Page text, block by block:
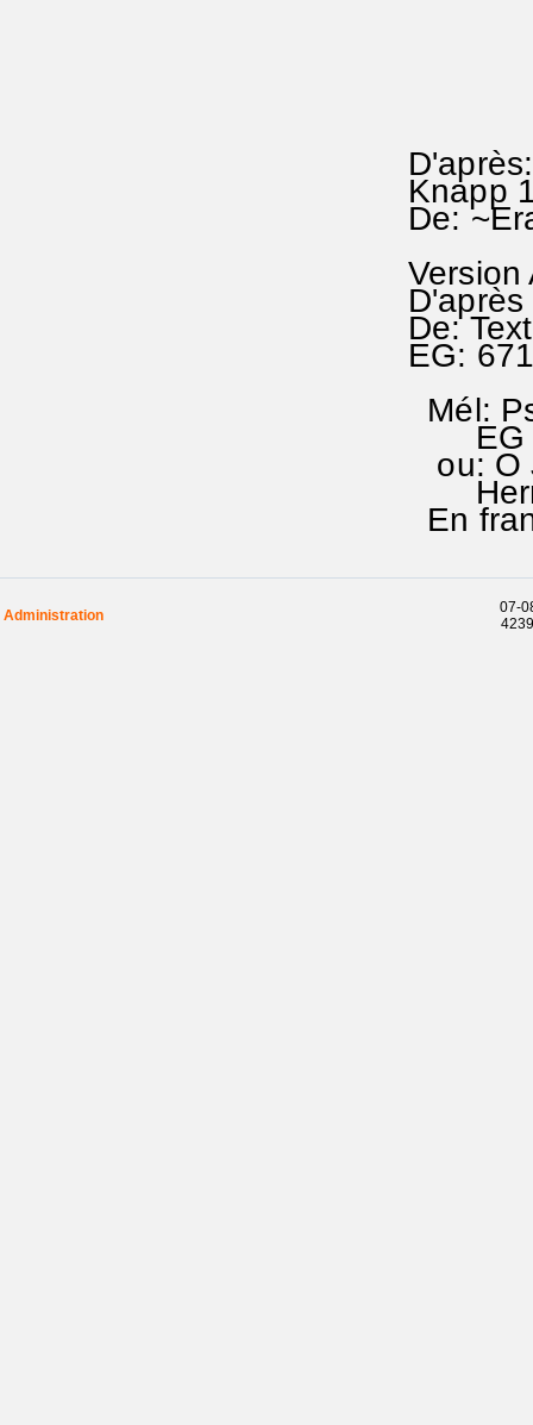
Knapp
De:
Version
De:
EG:
Mél:
EG
ou: O
Herr
En
Administration
07-